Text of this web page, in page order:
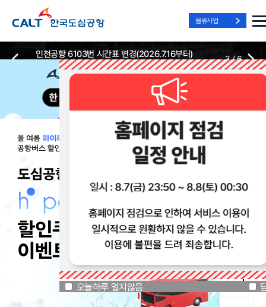
물류사업
오늘하루 열지않음오늘하루 열지않음
Best Way, Fast Way
to the Airport
Best Way, Fast Way
to the Airport
Best Way, Fast Way
to the Airport
인천공항 6103번 시간표 변경(2026.7.16부터)
2026-07-13 2026-07-13
3/6
실시간
위치안내
리무진 노선
및 시간표
리무진
예매
리무진
이용 혜택
공지사항